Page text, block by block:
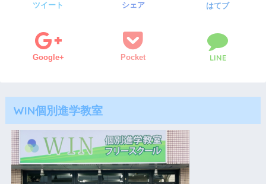
ツイート シェア はてブ
Google+ Pocket LINE
WIN個別進学教室